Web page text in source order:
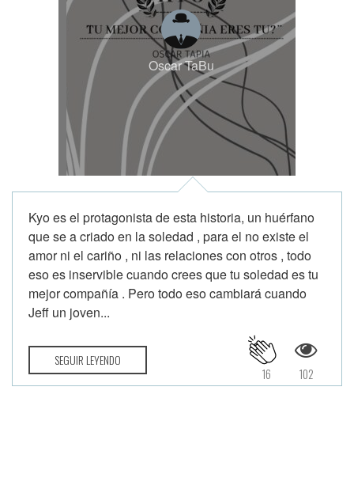
Oscar TaBu
Kyo es el protagonista de esta historia, un huérfano
que se a criado en la soledad , para el no existe el
amor ni el cariño , ni las relaciones con otros , todo
eso es inservible cuando crees que tu soledad es tu
mejor compañía . Pero todo eso cambiará cuando
Jeff un joven...
SEGUIR LEYENDO
102
16